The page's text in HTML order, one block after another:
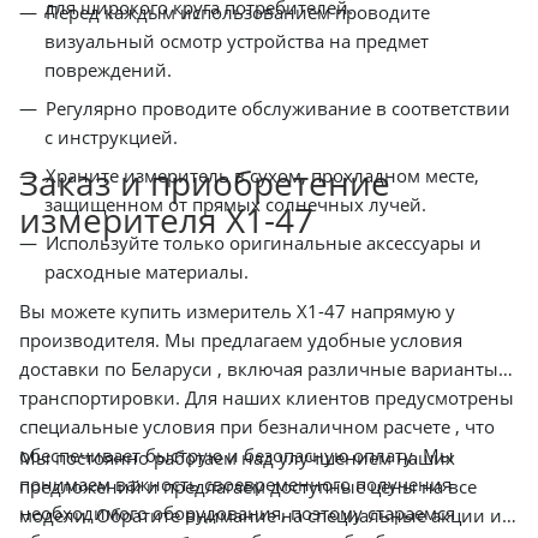
для широкого круга потребителей.
Перед каждым использованием проводите
визуальный осмотр устройства на предмет
повреждений.
Регулярно проводите обслуживание в соответствии
с инструкцией.
Храните измеритель в сухом, прохладном месте,
защищенном от прямых солнечных лучей.
Используйте только оригинальные аксессуары и
расходные материалы.
Заказ и приобретение
измерителя Х1-47
Вы можете купить измеритель Х1-47 напрямую у
производителя. Мы предлагаем удобные условия
доставки по Беларуси , включая различные варианты
транспортировки. Для наших клиентов предусмотрены
специальные условия при безналичном расчете , что
обеспечивает быструю и безопасную оплату. Мы
понимаем важность своевременного получения
необходимого оборудования, поэтому стараемся
Мы постоянно работаем над улучшением наших
предложений и предлагаем доступные цены на все
модели. Обратите внимание на специальные акции и